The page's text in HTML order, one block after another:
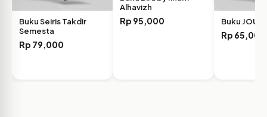
Buku Seiris Takdir
Semesta
Rp 79,000
Alhavizh
Rp 95,000 Buku
Rp 65,000